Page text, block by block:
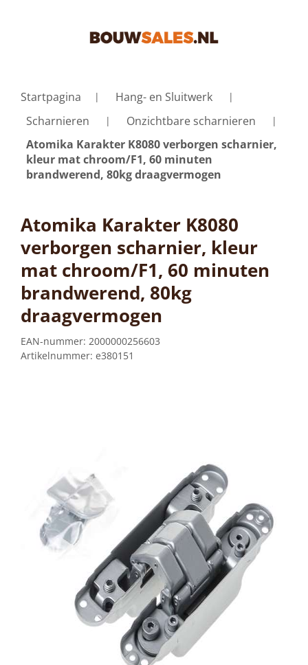
Startpagina
Hang- en Sluitwerk
Scharnieren
Onzichtbare scharnieren
Atomika Karakter K8080 verborgen scharnier,
kleur mat chroom/F1, 60 minuten
brandwerend, 80kg draagvermogen
Atomika Karakter K8080
verborgen scharnier, kleur
mat chroom/F1, 60 minuten
brandwerend, 80kg
draagvermogen
EAN-nummer: 2000000256603
Artikelnummer: e380151